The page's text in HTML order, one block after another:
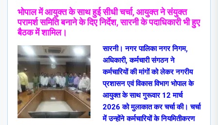
भोपाल में आयुक्त के साथ हुई सीधी चर्चा, आयुक्त ने संयुक्त
परामर्श समिति बनाने के दिए निर्देश, सारनी के पदाधिकारी भी हुए
बैठक में शामिल।
सारनी। नगर पालिका नगर निगम,
अधिकारी, कर्मचारी संगठन ने
कर्मचारियों की मांगों को लेकर नगरीय
प्रशासन एवं विकास विभाग भोपाल के
आयुक्त के साथ गुरूवार 12 मार्च
2026 को मुलाकात कर चर्चा की। चर्चा
में उन्होंने कर्मचारियों के नियमितीकरण